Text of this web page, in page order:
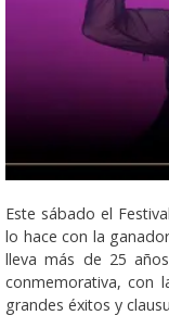
Este sábado el
lo hace con la
lleva más de 25
conmemorativa, con
grandes éxitos y